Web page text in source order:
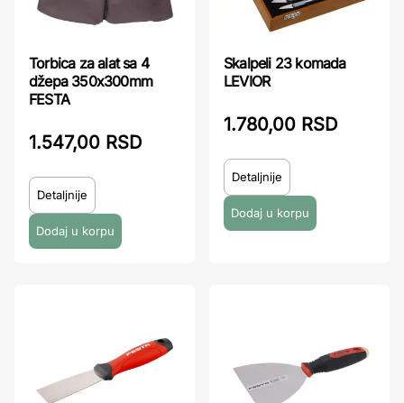
Torbica za alat sa 4
džepa 350x300mm
FESTA
1.547,00 RSD
Detaljnije
Skalpeli 23 komada
LEVIOR
1.780,00 RSD
Detaljnije